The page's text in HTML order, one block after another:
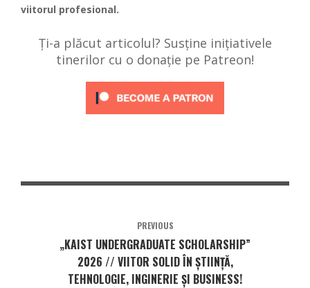
viitorul profesional.
Ți-a plăcut articolul? Susține inițiativele
tinerilor cu o donație pe Patreon!
PREVIOUS
„KAIST UNDERGRADUATE SCHOLARSHIP”
2026 // VIITOR SOLID ÎN ȘTIINȚĂ,
TEHNOLOGIE, INGINERIE ȘI BUSINESS!